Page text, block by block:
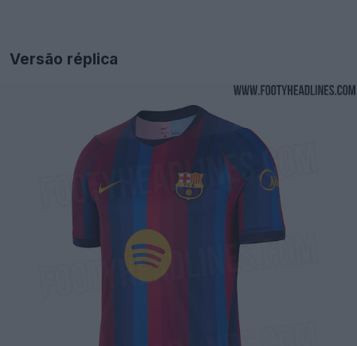
Versão réplica